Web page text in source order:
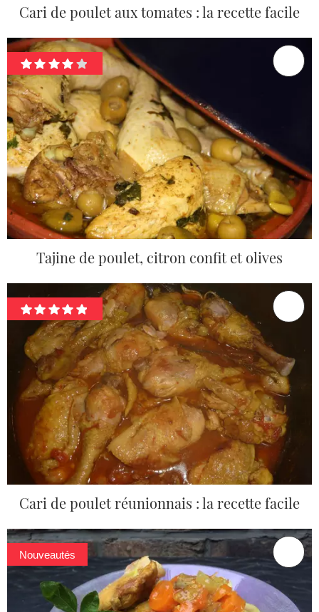
Cari de poulet aux tomates : la recette facile
Tajine de poulet, citron confit et olives
Cari de poulet réunionnais : la recette facile
Nouveautés